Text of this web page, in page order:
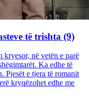
të trishta (9)
kryesor, në vetën e parë
Ka edhe të
Pjesët e tjera të romanit
kryqëzohet edhe me